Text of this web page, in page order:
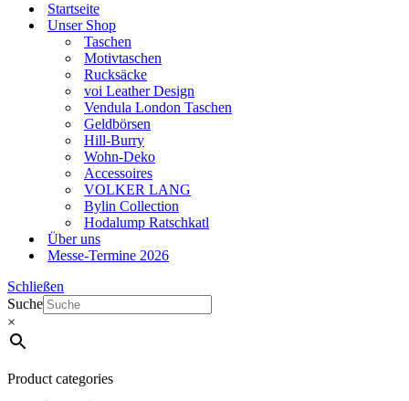
Startseite
Unser Shop
Taschen
Motivtaschen
Rucksäcke
voi Leather Design
Vendula London Taschen
Geldbörsen
Hill-Burry
Wohn-Deko
Accessoires
VOLKER LANG
Bylin Collection
Hodalump Ratschkatl
Über uns
Messe-Termine 2026
Schließen
Suche
×
Product categories